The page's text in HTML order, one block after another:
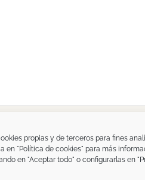
propias y de terceros para fines
en "Política de cookies" para más
en "Aceptar todo" o configurarlas en